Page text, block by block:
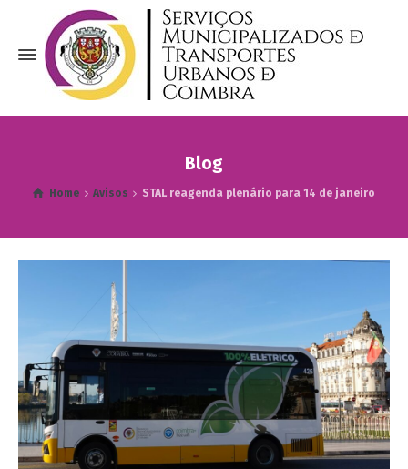
Blog
Home Avisos STAL reagenda plenário para 14 de janeiro